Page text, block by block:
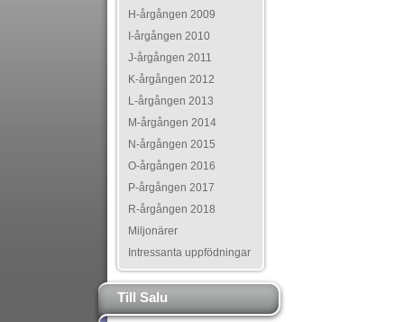
H-årgången 2009
I-årgången 2010
J-årgången 2011
K-årgången 2012
L-årgången 2013
M-årgången 2014
N-årgången 2015
O-årgången 2016
P-årgången 2017
R-årgången 2018
Miljonärer
Intressanta uppfödningar
Till Salu